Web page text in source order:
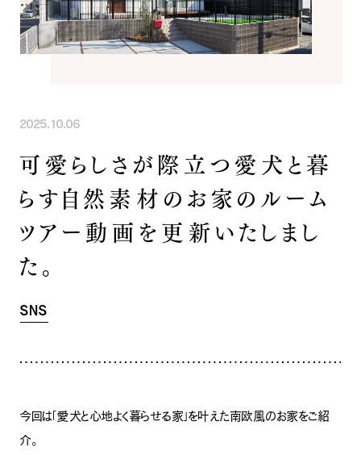
コンセプト
はじめに
5つの約束
標準仕様
ちょうどいい平屋暮らし
INFORMATION
イベント情報
社長ブログ
お知らせ
家づくり相談会
COMPANY
会社紹介
スタッフ紹介
お客様の声
家づくり相談会 カタログ請求
2025.10.06
可愛らしさが際立つ愛犬と暮
らす自然素材のお家のルーム
ツアー動画を更新いたしまし
た。
SNS
今回は「愛犬と心地よく暮らせる家」を叶えた南欧風のお家をご紹
介。